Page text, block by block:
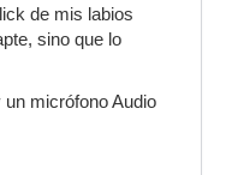
de mis labios
sino que lo
micrófono Audio